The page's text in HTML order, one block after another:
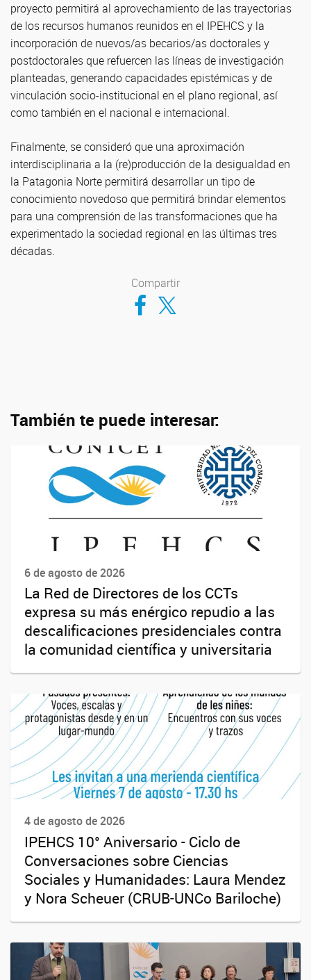
proyecto permitirá al aprovechamiento de las trayectorias
de los recursos humanos reunidos en el IPEHCS y la
incorporación de nuevos/as becarios/as doctorales y
postdoctorales que refuercen las líneas de investigación
planteadas, generando capacidades epistémicas y de
vinculación socio-institucional en el plano regional, así
como también en el nacional e internacional.
Finalmente, se consideró que una aproximación
interdisciplinaria a la (re)producción de la desigualdad en
la Patagonia Norte permitirá desarrollar un tipo de
conocimiento novedoso que permitirá brindar elementos
para una comprensión de las transformaciones que ha
experimentado la sociedad regional en las últimas tres
décadas.
Compartir
Compartir en Facebook
Compartir en Twitter
También te puede interesar:
6 de agosto de 2026
La Red de Directores de los CCTs
expresa su más enérgico repudio a las
descalificaciones presidenciales contra
la comunidad científica y universitaria
4 de agosto de 2026
IPEHCS 10° Aniversario - Ciclo de
Conversaciones sobre Ciencias
Sociales y Humanidades: Laura Mendez
y Nora Scheuer (CRUB-UNCo Bariloche)